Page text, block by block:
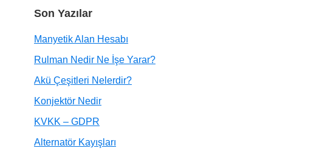
Son Yazılar
Manyetik Alan Hesabı
Rulman Nedir Ne İşe Yarar?
Akü Çeşitleri Nelerdir?
Konjektör Nedir
KVKK – GDPR
Alternatör Kayışları